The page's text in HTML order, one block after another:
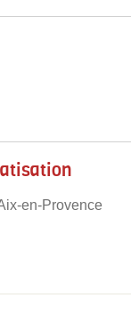
en-Provence